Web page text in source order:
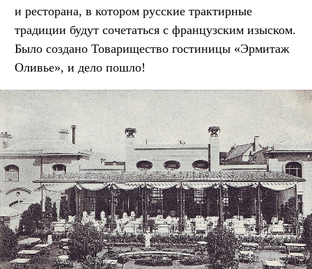
и ресторана, в котором русские трактирные
традиции будут сочетаться с французским изыском.
Было создано Товарищество гостиницы «Эрмитаж
Оливье», и дело пошло!